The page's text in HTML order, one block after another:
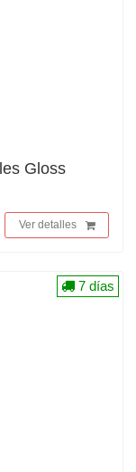
Gloss
Ver detalles
7 días